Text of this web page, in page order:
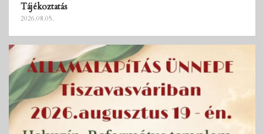
Tájékoztatás
2026.08.05.